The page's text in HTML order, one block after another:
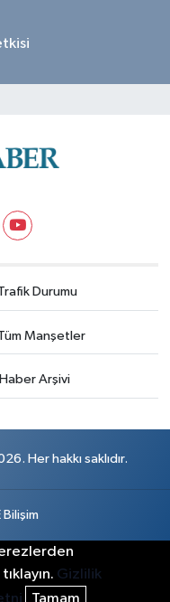
Durumu
Manşetler
Haber Arşivi
Her hakkı saklıdır.
Bilişim
Gizlilik